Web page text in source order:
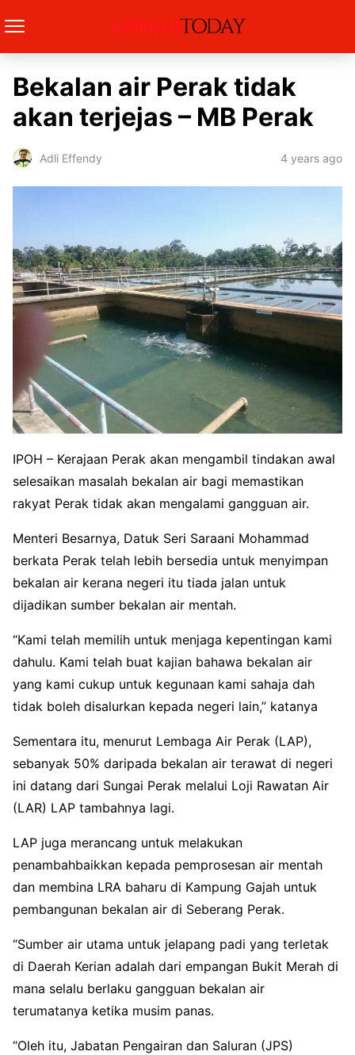
Bekalan air Perak tidak
akan terjejas – MB Perak
Adli Effendy 4 years ago
IPOH – Kerajaan Perak akan mengambil tindakan awal
selesaikan masalah bekalan air bagi memastikan
rakyat Perak tidak akan mengalami gangguan air.
Menteri Besarnya, Datuk Seri Saraani Mohammad
berkata Perak telah lebih bersedia untuk menyimpan
bekalan air kerana negeri itu tiada jalan untuk
dijadikan sumber bekalan air mentah.
“Kami telah memilih untuk menjaga kepentingan kami
dahulu. Kami telah buat kajian bahawa bekalan air
yang kami cukup untuk kegunaan kami sahaja dah
tidak boleh disalurkan kepada negeri lain,” katanya
Sementara itu, menurut Lembaga Air Perak (LAP),
sebanyak 50% daripada bekalan air terawat di negeri
ini datang dari Sungai Perak melalui Loji Rawatan Air
(LAR) LAP tambahnya lagi.
LAP juga merancang untuk melakukan
penambahbaikkan kepada pemprosesan air mentah
dan membina LRA baharu di Kampung Gajah untuk
pembangunan bekalan air di Seberang Perak.
“Sumber air utama untuk jelapang padi yang terletak
di Daerah Kerian adalah dari empangan Bukit Merah di
mana selalu berlaku gangguan bekalan air
terumatanya ketika musim panas.
“Oleh itu, Jabatan Pengairan dan Saluran (JPS)